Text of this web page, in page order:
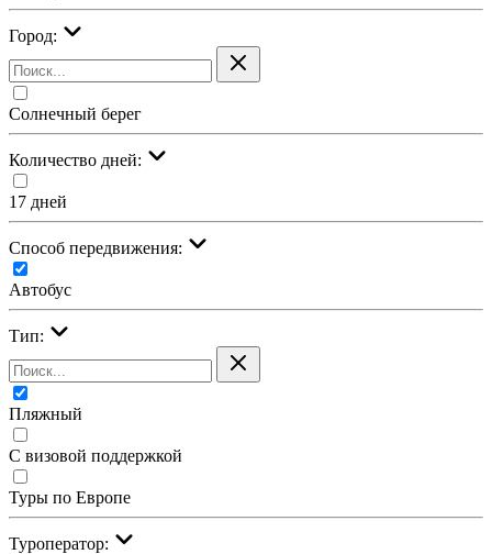
Город:
Солнечный берег
Количество дней:
17 дней
Cпособ передвижения:
Автобус
Тип:
Пляжный
С визовой поддержкой
Туры по Европе
Туроператор: